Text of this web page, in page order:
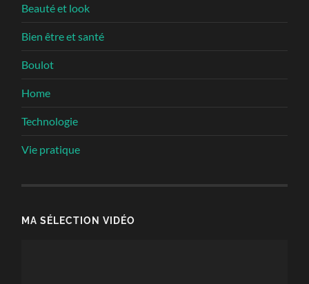
Beauté et look
Bien être et santé
Boulot
Home
Technologie
Vie pratique
MA SÉLECTION VIDÉO